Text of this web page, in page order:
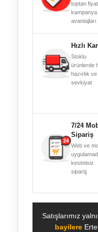
toptan
kampanya
avantajları
Hızlı
Stoklu
ürünlerde
hazırlık ve
sevkiyat
7/24
Sipariş
Web ve
kesintisiz
sipariş
Satışlarımız
bayilere